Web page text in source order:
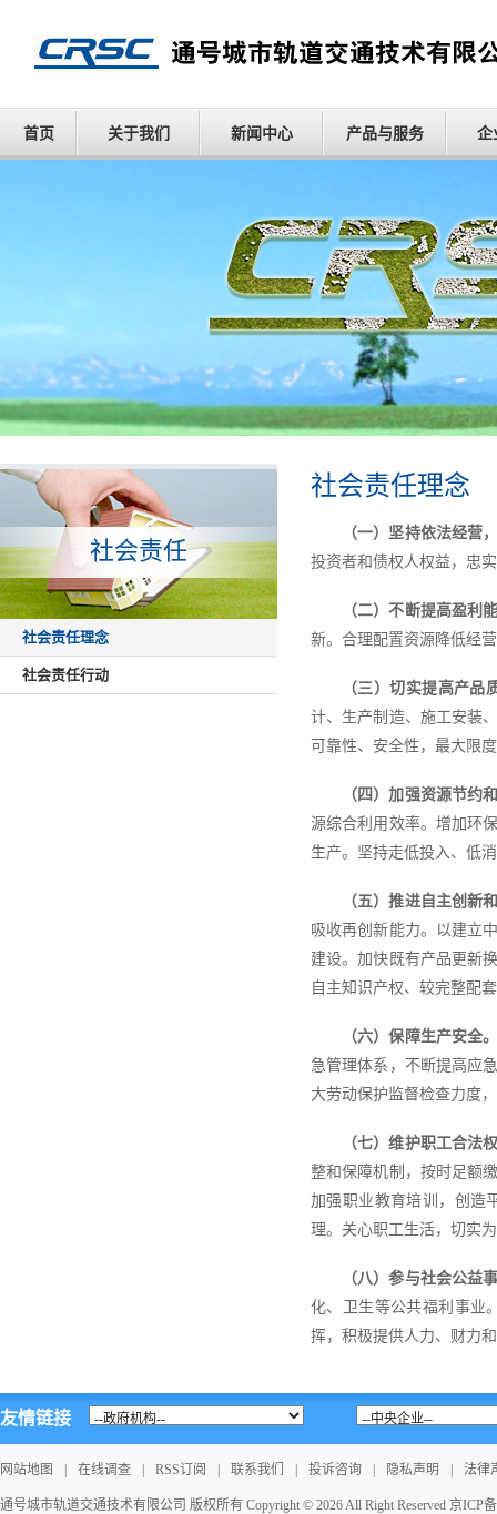
首页 关于我们 新闻中心 产品与服务 企
社会责任
社会责任理念
社会责任行动
社会责任理念
（一）坚持依法经营
投资者和债权人权益，忠
（二）不断提高盈利
新。合理配置资源降低经
（三）切实提高产品
计、生产制造、施工安装
可靠性、安全性，最大限
（四）加强资源节约
源综合利用效率。增加环
生产。坚持走低投入、低
（五）推进自主创新
吸收再创新能力。以建立
建设。加快既有产品更新
自主知识产权、较完整配
（六）保障生产安全
急管理体系，不断提高应
大劳动保护监督检查力度
（七）维护职工合法
整和保障机制，按时足额
加强职业教育培训，创造
理。关心职工生活，切实
（八）参与社会公益
化、卫生等公共福利事业
挥，积极提供人力、财力
友情链接
网站地图 在线调查 RSS订阅 联系我们 投诉咨询 隐私声明 法律
通号城市轨道交通技术有限公司 版权所有 Copyright © 2026 All Right Reserved 京ICP